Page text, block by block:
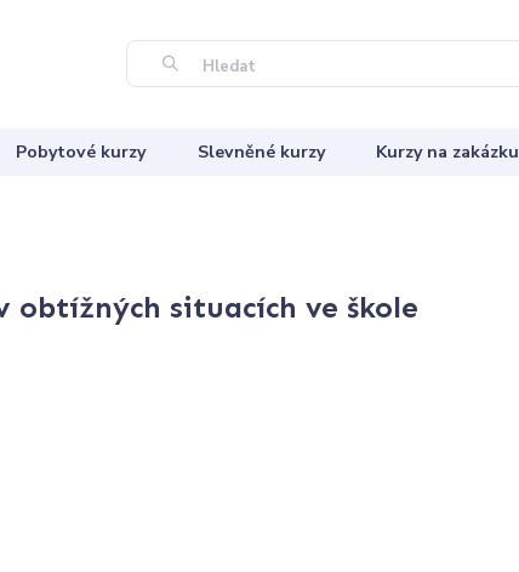
Hledat
Pobytové kurzy Slevněné kurzy Kurzy na zakázku
situacích ve škole